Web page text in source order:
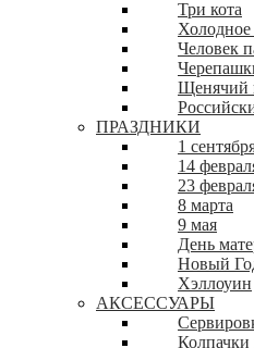
Три кота
Холодное
Человек
Щенячий
ПРАЗДНИКИ
1
14
23
8 марта
9 мая
День
Новый
Хэллоуин
АКСЕССУАРЫ
Колпачки